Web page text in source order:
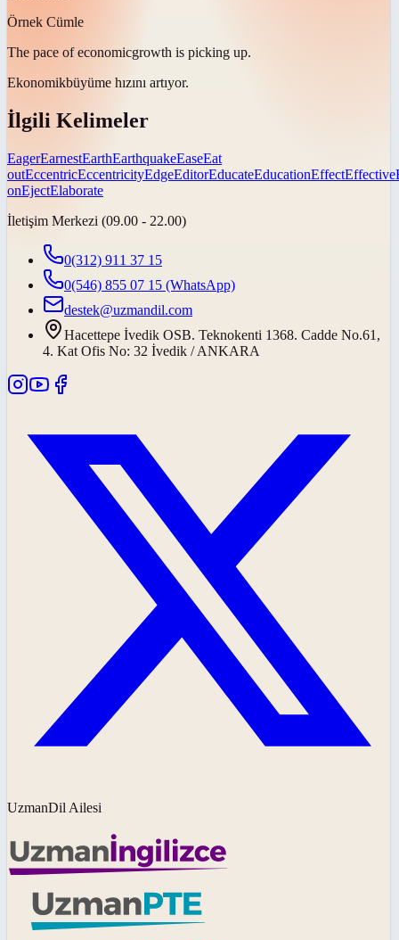
Örnek Cümle
The pace of economicgrowth is picking up.
Ekonomikbüyüme hızını artıyor.
İlgili Kelimeler
EagerEarnestEarthEarthquakeEaseEat
outEccentricEccentricityEdgeEditorEducateEducationEffectEffective
onEjectElaborate
İletişim Merkezi (09.00 - 22.00)
0(312) 911 37 15
0(546) 855 07 15 (WhatsApp)
destek@uzmandil.com
Hacettepe İvedik OSB. Teknokenti 1368. Cadde No.61,
4. Kat Ofis No: 32 İvedik / ANKARA
UzmanDil Ailesi